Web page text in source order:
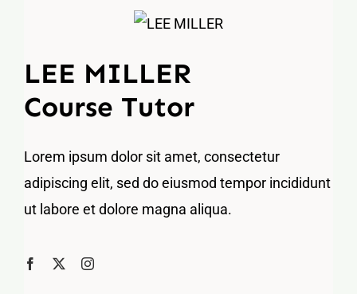
LEE MILLER
Course Tutor
Lorem ipsum dolor sit amet, consectetur
adipiscing elit, sed do eiusmod tempor incididunt
ut labore et dolore magna aliqua.